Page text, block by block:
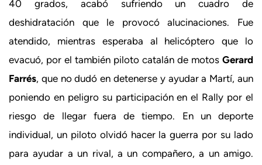
40 grados, acabó sufriendo un cuadro de
deshidratación que le provocó alucinaciones. Fue
atendido, mientras esperaba al helicóptero que lo
evacuó, por el también piloto catalán de motos Gerard
Farrés, que no dudó en detenerse y ayudar a Martí, aun
poniendo en peligro su participación en el Rally por el
riesgo de llegar fuera de tiempo. En un deporte
individual, un piloto olvidó hacer la guerra por su lado
para ayudar a un rival, a un compañero, a un amigo.